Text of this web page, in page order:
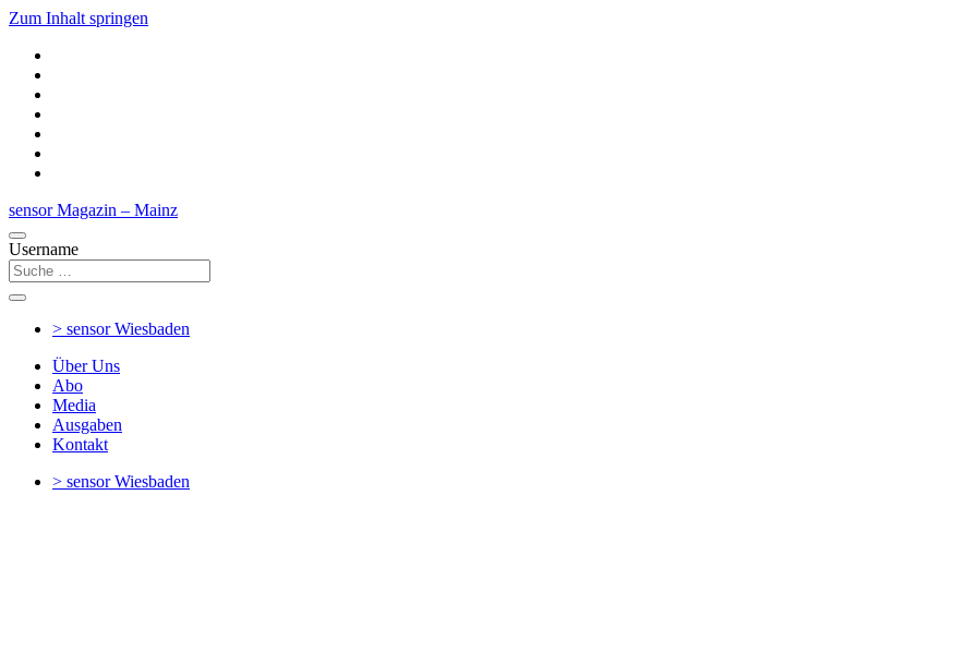
Zum Inhalt springen
sensor Magazin – Mainz
Username
> sensorWiesbaden
Über Uns
Abo
Media
Ausgaben
Kontakt
> sensorWiesbaden